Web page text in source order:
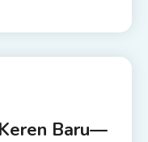
Baru—